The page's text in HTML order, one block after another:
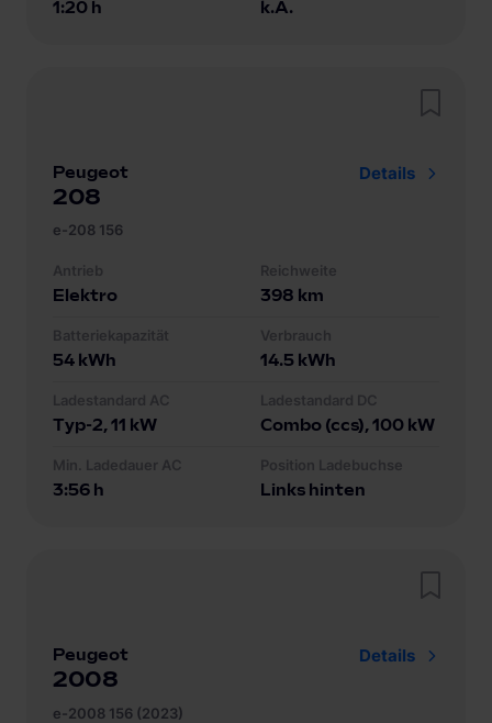
1:20 h k.A.
Peugeot Details
208
e-208 156
Antrieb
Elektro
Reichweite
398 km
Batteriekapazität
54 kWh
Verbrauch
14.5 kWh
Ladestandard AC
Typ-2, 11 kW
Ladestandard DC
Combo (ccs), 100 kW
Min. Ladedauer AC
3:56 h
Position Ladebuchse
Links hinten
Peugeot Details
2008
e-2008 156 (2023)